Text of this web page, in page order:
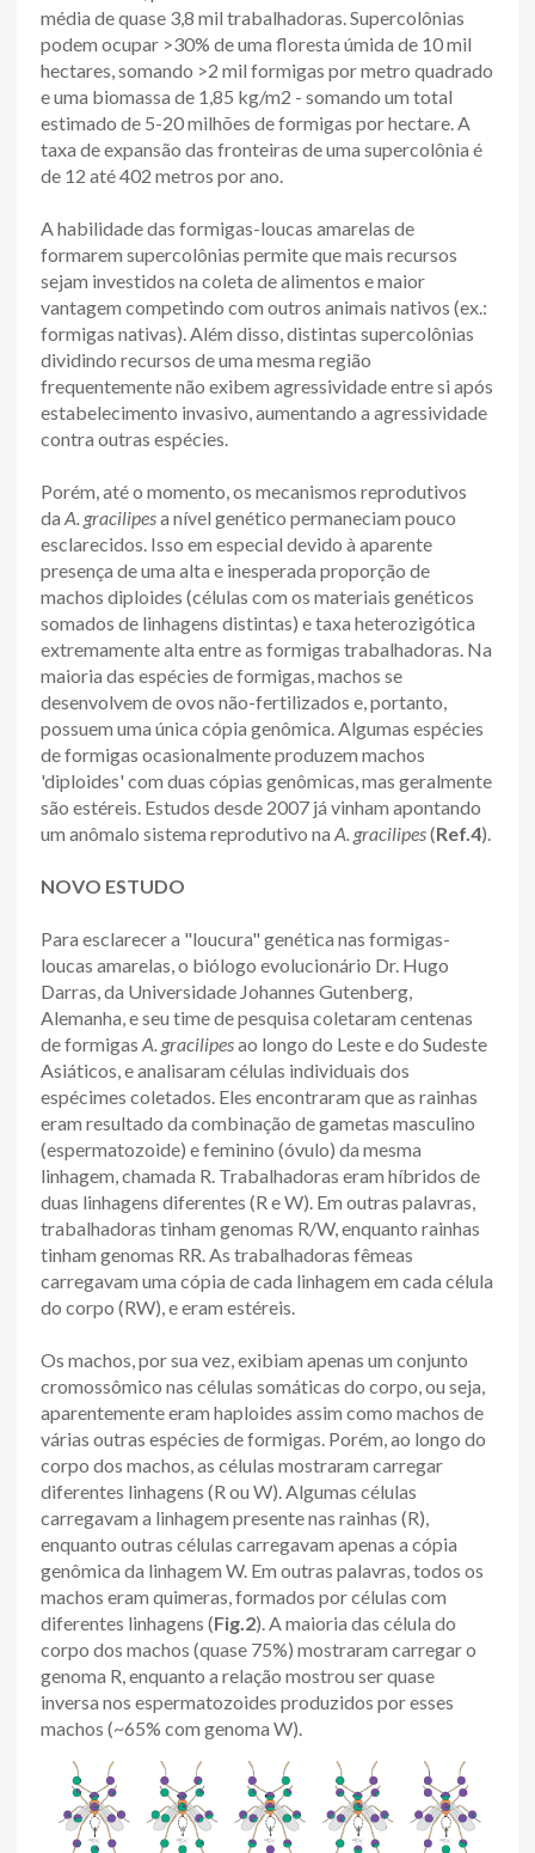
média de quase 3,8 mil trabalhadoras. Supercolônias
podem ocupar >30% de uma floresta úmida de 10 mil
hectares, somando >2 mil formigas por metro quadrado
e uma biomassa de 1,85 kg/m2 - somando um total
estimado de 5-20 milhões de formigas por hectare. A
taxa de expansão das fronteiras de uma supercolônia é
de 12 até 402 metros por ano.
A habilidade das formigas-loucas amarelas de
formarem supercolônias permite que mais recursos
sejam investidos na coleta de alimentos e maior
vantagem competindo com outros animais nativos (ex.:
formigas nativas). Além disso, distintas supercolônias
dividindo recursos de uma mesma região
frequentemente não exibem agressividade entre si após
estabelecimento invasivo, aumentando a agressividade
contra outras espécies.
Porém, até o momento, os mecanismos reprodutivos
da A. gracilipesa nível genético permaneciam pouco
esclarecidos. Isso em especial devido à aparente
presença de uma alta e inesperada proporção de
machos diploides (células com os materiais genéticos
somados de linhagens distintas) e taxa heterozigótica
extremamente alta entre as formigas trabalhadoras. Na
maioria das espécies de formigas, machos se
desenvolvem de ovos não-fertilizados e, portanto,
possuem uma única cópia genômica. Algumas espécies
de formigas ocasionalmente produzem machos
'diploides' com duas cópias genômicas, mas geralmente
são estéreis. Estudos desde 2007 já vinham apontando
um anômalo sistema reprodutivo na A. gracilipes(Ref.4).
NOVO ESTUDO
Para esclarecer a "loucura" genética nas formigas-
loucas amarelas, o biólogo evolucionário Dr. Hugo
Darras, da Universidade Johannes Gutenberg,
Alemanha, e seu time de pesquisa coletaram centenas
de formigas A. gracilipesao longo do Leste e do Sudeste
Asiáticos, e analisaram células individuais dos
espécimes coletados. Eles encontraram que as rainhas
eram resultado da combinação de gametas masculino
(espermatozoide) e feminino (óvulo) da mesma
linhagem, chamada R. Trabalhadoras eram híbridos de
duas linhagens diferentes (R e W). Em outras palavras,
trabalhadoras tinham genomas R/W, enquanto rainhas
tinham genomas RR. As trabalhadoras fêmeas
carregavam uma cópia de cada linhagem em cada célula
do corpo (RW), e eram estéreis.
Os machos, por sua vez, exibiam apenas um conjunto
cromossômico nas células somáticas do corpo, ou seja,
aparentemente eram haploides assim como machos de
várias outras espécies de formigas. Porém, ao longo do
corpo dos machos, as células mostraram carregar
diferentes linhagens (R ou W). Algumas células
carregavam a linhagem presente nas rainhas (R),
enquanto outras células carregavam apenas a cópia
genômica da linhagem W. Em outras palavras, todos os
machos eram quimeras, formados por células com
diferentes linhagens (Fig.2). A maioria das célula do
corpo dos machos (quase 75%) mostraram carregar o
genoma R, enquanto a relação mostrou ser quase
inversa nos espermatozoides produzidos por esses
machos (~65% com genoma W).